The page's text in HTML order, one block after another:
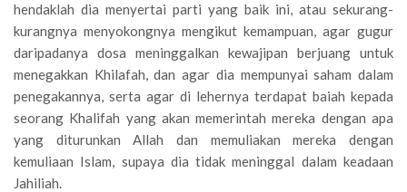
hendaklah dia menyertai parti yang baik ini, atau sekurang-
kurangnya menyokongnya mengikut kemampuan, agar gugur
daripadanya dosa meninggalkan kewajipan berjuang untuk
menegakkan Khilafah, dan agar dia mempunyai saham dalam
penegakannya, serta agar di lehernya terdapat baiah kepada
seorang Khalifah yang akan memerintah mereka dengan apa
yang diturunkan Allah dan memuliakan mereka dengan
kemuliaan Islam, supaya dia tidak meninggal dalam keadaan
Jahiliah.